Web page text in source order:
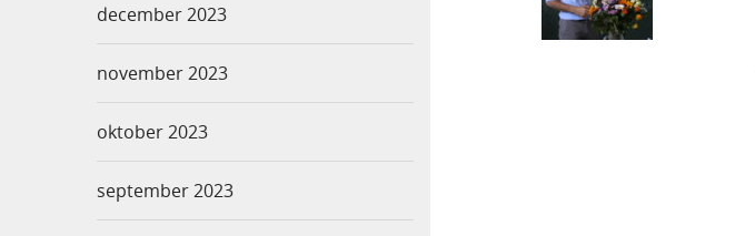
december 2023
november 2023
oktober 2023
september 2023